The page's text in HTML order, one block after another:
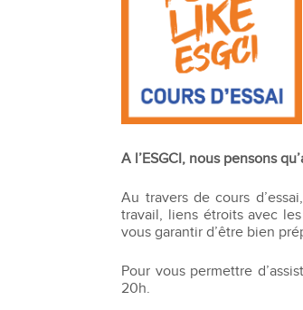
A l’ESGCI, nous pensons
Au travers de cours
travail, liens étroits avec
vous garantir d’être bien
Pour vous permettre
20h.
Le
Étudier à
Projets et
Bachelor
Bachelor
Bachelor
Bachelor
Bachelor
Bachelor